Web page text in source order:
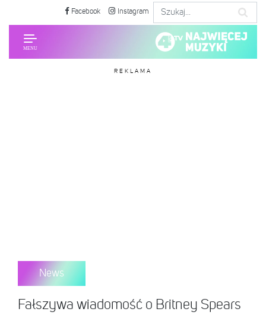
Facebook Instagram
REKLAMA
News
Fałszywa wiadomość o Britney Spears